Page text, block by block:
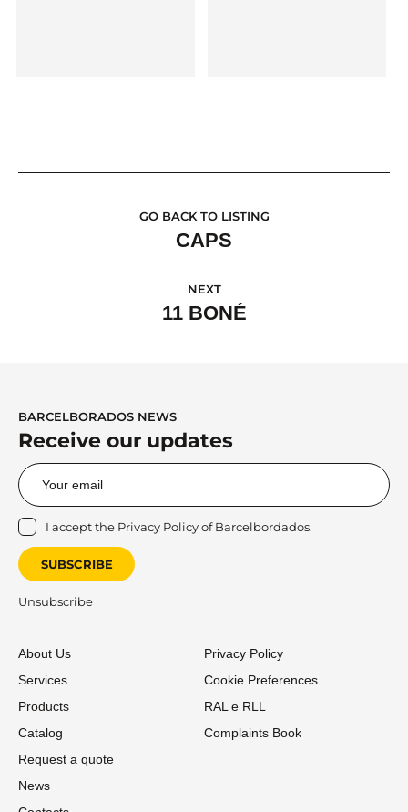
GO BACK TO LISTING
CAPS
NEXT
11 BONÉ
BARCELBORADOS NEWS
Receive our updates
I accept the Privacy Policyof Barcelbordados.
SUBSCRIBE
Unsubscribe
About Us
Services
Products
Catalog
Request a quote
News
Privacy Policy
Cookie Preferences
RAL e RLL
Complaints Book